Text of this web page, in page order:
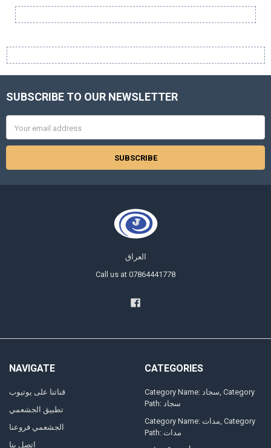
Footer
SUBSCRIBE TO OUR NEWSLETTER
Address
العراق
Call us at 07864441778
NAVIGATE
قناتنا على يوتيوب
تطبيق الجشعمي
الجشعمي فروعنا
اتصل بنا
CATEGORIES
Category Name: سجاد, Category
Path: سجاد
Category Name: مدات, Category
Path: مدات